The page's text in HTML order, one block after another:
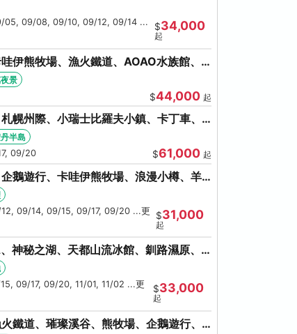
到飽
09/08, 09/10, 09/12, 09/14 ...
$34,000
起
伊熊牧場、漁火鐵道、AOAO水族館、
歲)
景
$44,000 起
幌州際、小瑞士比羅夫小鎮、卡丁車、
牛螃蟹放題
半島
09/20
$61,000 起
鵝遊行、卡哇伊熊牧場、浪漫小樽、羊
螃蟹懷石料理
09/14, 09/15, 09/17, 09/20 ...更
$31,000
起
神秘之湖、天都山流冰館、釧路濕原、
飽
09/17, 09/20, 11/01, 11/02 ...更
$33,000
起
鐵道、璀璨溪谷、熊牧場、企鵝遊行、